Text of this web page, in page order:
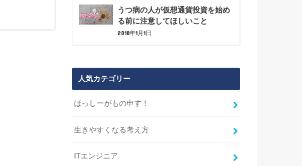
うつ病の人が仮想通貨投資を始め
る前に注意してほしいこと
2018年1月1日
人気カテゴリー
ほっしーがもの申す！
生きやすくなる考え方
ITエンジニア